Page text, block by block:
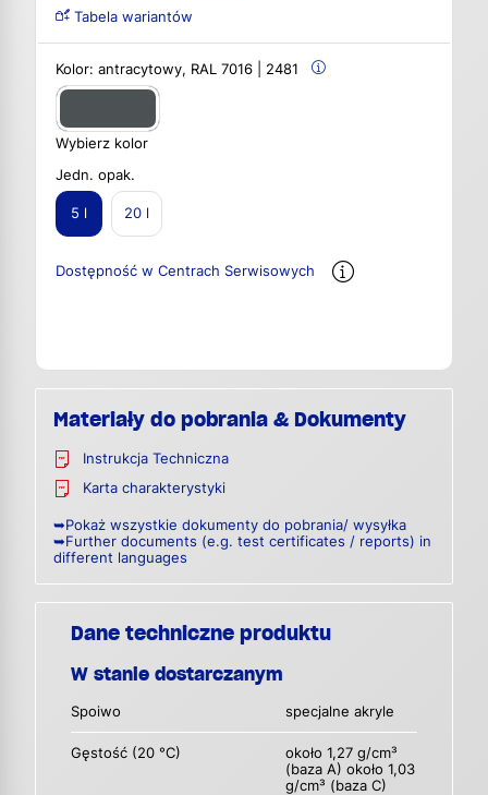
Tabela wariantów
Kolor: antracytowy, RAL 7016 | 2481
Wybierz kolor
Jedn. opak.
5 l 20 l
Dostępność w Centrach Serwisowych
Materiały do pobrania & Dokumenty
Instrukcja Techniczna
Karta charakterystyki
➥Pokaż wszystkie dokumenty do pobrania/ wysyłka
➥Further documents (e.g. test certificates / reports) in
different languages
Dane techniczne produktu
W stanie dostarczanym
Spoiwo specjalne akryle
Gęstość (20 °C)
około 1,27 g/cm³
(baza A) około 1,03
g/cm³ (baza C)